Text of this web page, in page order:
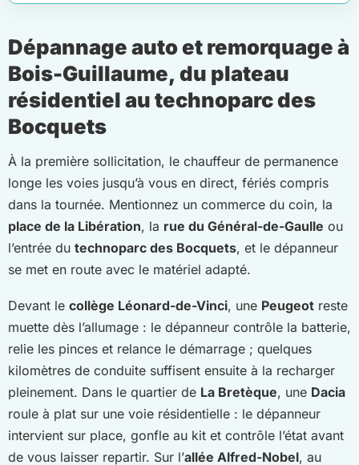
Dépannage auto et remorquage à
Bois-Guillaume, du plateau
résidentiel au technoparc des
Bocquets
À la première sollicitation, le chauffeur de permanence
longe les voies jusqu’à vous en direct, fériés compris
dans la tournée. Mentionnez un commerce du coin, la
place de la Libération, la rue du Général-de-Gaulle ou
l’entrée du technoparc des Bocquets, et le dépanneur
se met en route avec le matériel adapté.
Devant le collège Léonard-de-Vinci, une Peugeot reste
muette dès l’allumage : le dépanneur contrôle la batterie,
relie les pinces et relance le démarrage ; quelques
kilomètres de conduite suffisent ensuite à la recharger
pleinement. Dans le quartier de La Bretèque, une Dacia
roule à plat sur une voie résidentielle : le dépanneur
intervient sur place, gonfle au kit et contrôle l’état avant
de vous laisser repartir. Sur l’allée Alfred-Nobel, au